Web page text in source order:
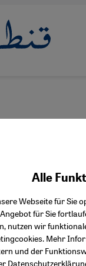
die
Alle
Webseite für Sie
für Sie
nutzen wir
Mehr
und der
Embed /
Embed
Embed
Embed
Maps Embed